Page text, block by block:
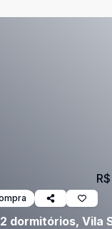
dormitórios, Vila